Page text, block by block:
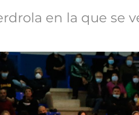
en la que se